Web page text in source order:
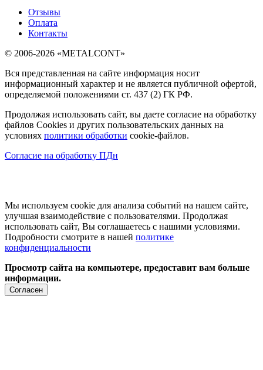
Отзывы
Оплата
Контакты
© 2006-2026 «METALCONT»
Вся представленная на сайте информация носит
информационный характер и не является публичной офертой,
определяемой положениями ст. 437 (2) ГК РФ.
Продолжая использовать сайт, вы даете согласие на обработку
файлов Cookies и других пользовательских данных на
условиях политики обработки cookie-файлов.
Согласие на обработку ПДн
Мы используем cookie для анализа событий на нашем сайте,
улучшая взаимодействие с пользователями. Продолжая
использовать сайт, Вы соглашаетесь с нашими условиями.
Подробности смотрите в нашей политике
конфиденциальности
Просмотр сайта на компьютере, предоставит вам больше
информации.
Согласен